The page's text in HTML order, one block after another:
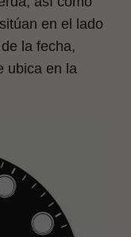
en el lado
la fecha,
ubica en la